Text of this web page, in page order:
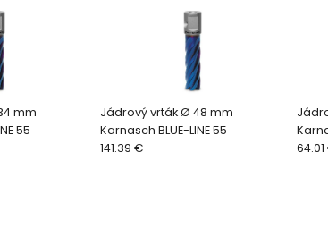
mm
55
Jádrový vrták Ø 48 mm
Karnasch BLUE-LINE 55
141.39 €